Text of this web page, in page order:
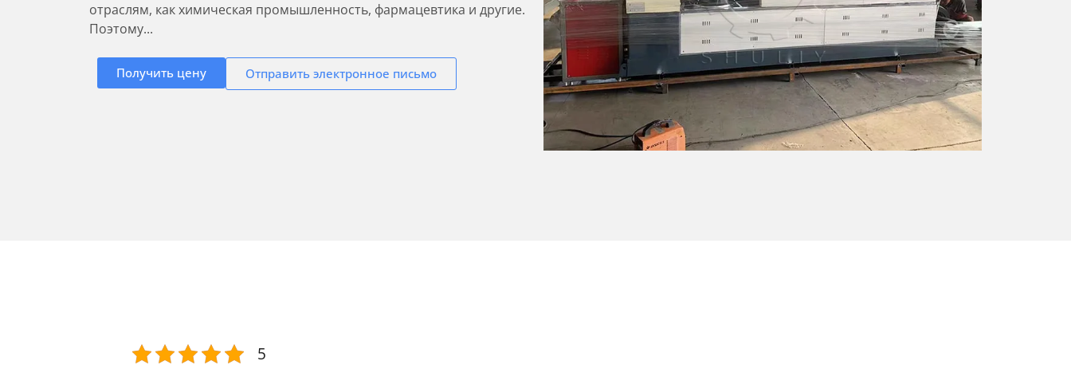
отраслям, как химическая промышленность, фармацевтика и другие.
Поэтому...
Получить цену Отправить электронное письмо
5